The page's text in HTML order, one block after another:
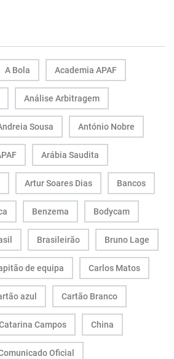
A Bola Academia APAF
Análise Arbitragem
Sousa António Nobre
Arábia Saudita
Artur Soares Dias Bancos
Benzema Bodycam
Brasileirão Bruno Lage
de equipa Carlos Matos
azul Cartão Branco
Campos China
Oficial